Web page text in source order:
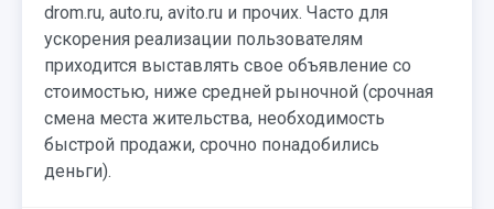
drom.ru, auto.ru, avito.ru и прочих. Часто для
ускорения реализации пользователям
приходится выставлять свое объявление со
стоимостью, ниже средней рыночной (срочная
смена места жительства, необходимость
быстрой продажи, срочно понадобились
деньги).